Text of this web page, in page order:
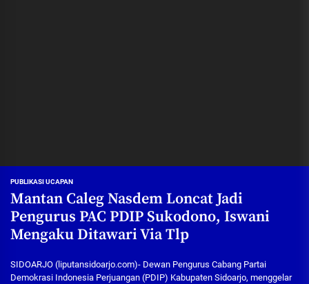
PUBLIKASI UCAPAN
Mantan Caleg Nasdem Loncat Jadi
Pengurus PAC PDIP Sukodono, Iswani
Mengaku Ditawari Via Tlp
SIDOARJO (liputansidoarjo.com)- Dewan Pengurus Cabang Partai
Demokrasi Indonesia Perjuangan (PDIP) Kabupaten Sidoarjo, menggelar